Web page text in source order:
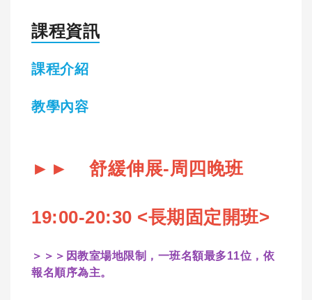
課程資訊
課程介紹
教學內容
►► 舒緩伸展-周四晚班
19:00-20:30 <長期固定開班>
＞＞＞因教室場地限制，一班名額最多11位，依
報名順序為主。